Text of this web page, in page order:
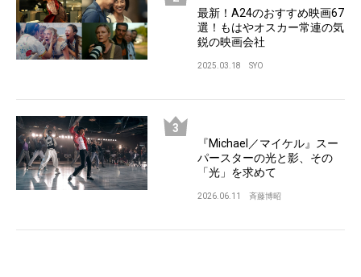
最新！A24のおすすめ映画67
選！もはやオスカー常連の気
鋭の映画会社
2025.03.18 SYO
『Michael／マイケル』スー
パースターの光と影、その
「光」を求めて
2026.06.11 斉藤博昭